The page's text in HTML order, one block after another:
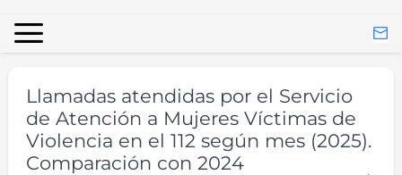
Llamadas atendidas por el Servicio
de Atención a Mujeres Víctimas de
Violencia en el 112 según mes (2025).
Comparación con 2024